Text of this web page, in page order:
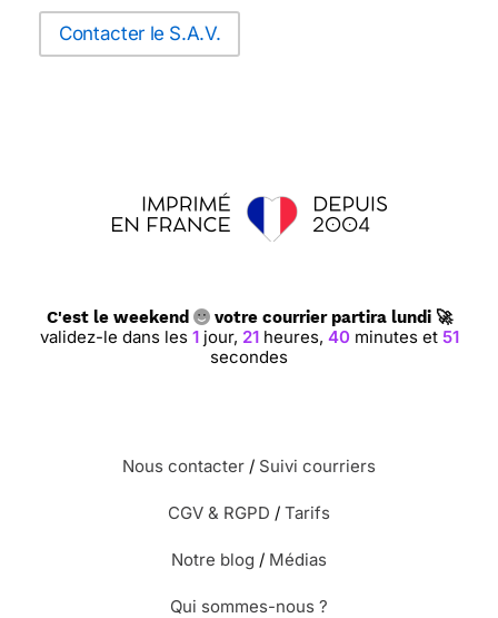
Contacter le S.A.V.
C'est le weekend votre courrier partira lundi 🚀
validez-le dans les 1jour, 21heures, 40minutes et 50
secondes
Nous contacter / Suivi courriers
CGV & RGPD / Tarifs
Notre blog / Médias
Qui sommes-nous ?